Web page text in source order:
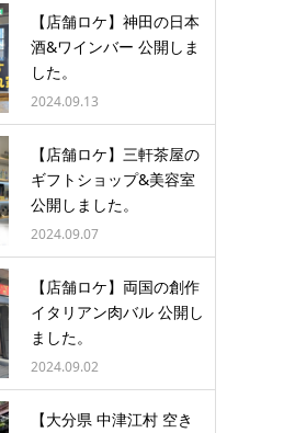
【店舗ロケ】神田の日本
酒&ワインバー 公開しま
した。
2024.09.13
【店舗ロケ】三軒茶屋の
ギフトショップ&美容室
公開しました。
2024.09.07
【店舗ロケ】両国の創作
イタリアン肉バル 公開し
ました。
2024.09.02
【大分県 中津江村 空き